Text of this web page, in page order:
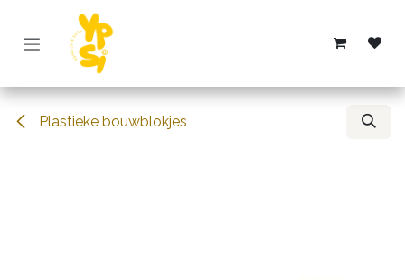
Overslaan naar inhoud
Plastieke bouwblokjes